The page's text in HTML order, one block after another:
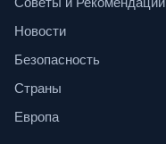
Новости
Безопасность
Страны
Европа